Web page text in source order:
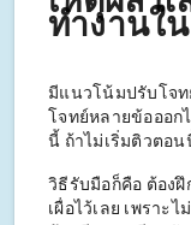
ทำงานใ
มีแนวโน้มปรับโจท
โจทย์หลายข้อออก
นี้ ถ้าไม่เริ่มติวตอ
วิธีรับมือก็คือ ต้อง
เผื่อไว้เลย เพราะ